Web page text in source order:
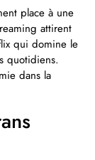
place à une
attirent
qui domine le
quotidiens.
dans la